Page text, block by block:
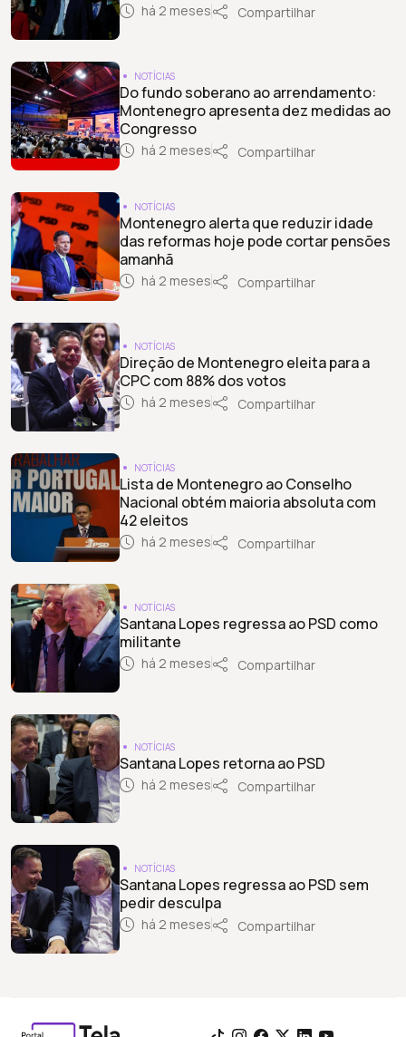
há 2 meses Compartilhar
NOTÍCIAS
Do fundo soberano ao arrendamento:
Montenegro apresenta dez medidas ao
Congresso
há 2 meses Compartilhar
NOTÍCIAS
Montenegro alerta que reduzir idade
das reformas hoje pode cortar pensões
amanhã
há 2 meses Compartilhar
NOTÍCIAS
Direção de Montenegro eleita para a
CPC com 88% dos votos
há 2 meses Compartilhar
NOTÍCIAS
Lista de Montenegro ao Conselho
Nacional obtém maioria absoluta com
42 eleitos
há 2 meses Compartilhar
NOTÍCIAS
Santana Lopes regressa ao PSD como
militante
há 2 meses Compartilhar
NOTÍCIAS
Santana Lopes retorna ao PSD
há 2 meses Compartilhar
NOTÍCIAS
Santana Lopes regressa ao PSD sem
pedir desculpa
há 2 meses Compartilhar